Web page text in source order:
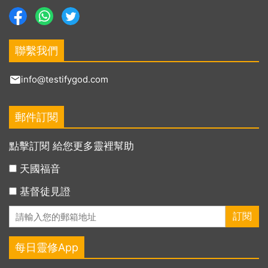
聯繫我們
info@testifygod.com
郵件訂閱
點擊訂閱 給您更多靈裡幫助
天國福音
基督徒見證
每日靈修App